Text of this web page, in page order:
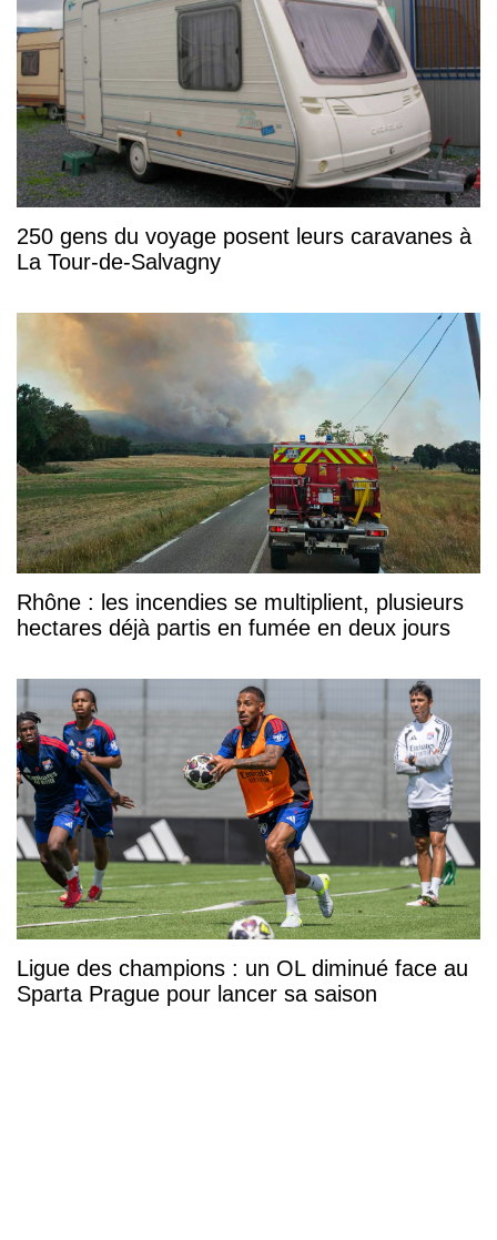
250 gens du voyage posent leurs caravanes à
La Tour-de-Salvagny
Rhône : les incendies se multiplient, plusieurs
hectares déjà partis en fumée en deux jours
Ligue des champions : un OL diminué face au
Sparta Prague pour lancer sa saison